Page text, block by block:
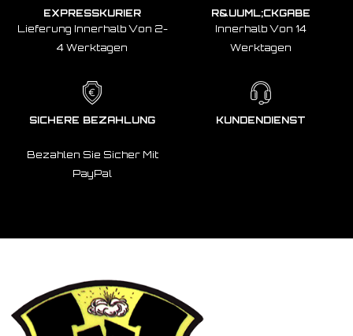
EXPRESSKURIER
Lieferung Innerhalb Von 2-
4 Werktagen
R&UUML;CKGABE
Innerhalb Von 14
Werktagen
SICHERE BEZAHLUNG
Bezahlen Sie Sicher Mit
PayPal
KUNDENDIENST